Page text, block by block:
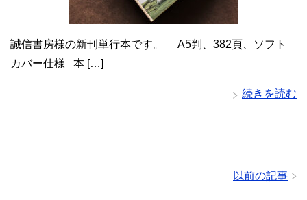
誠信書房様の新刊単行本です。 A5判、382頁、ソフト
カバー仕様 本 […]
続きを読む
以前の記事